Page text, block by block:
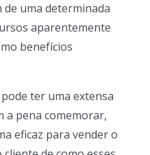
uma determinada
aparentemente
benefícios
ter uma extensa
a pena comemorar,
eficaz para vender o